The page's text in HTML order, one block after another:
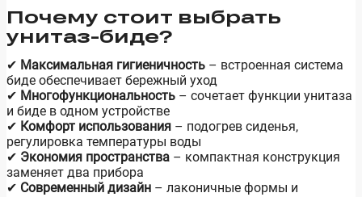
Почему стоит выбрать
унитаз-биде?
✔ Максимальная гигиеничность – встроенная система
биде обеспечивает бережный уход
✔ Многофункциональность – сочетает функции унитаза
и биде в одном устройстве
✔ Комфорт использования – подогрев сиденья,
регулировка температуры воды
✔ Экономия пространства – компактная конструкция
заменяет два прибора
✔ Современный дизайн – лаконичные формы и